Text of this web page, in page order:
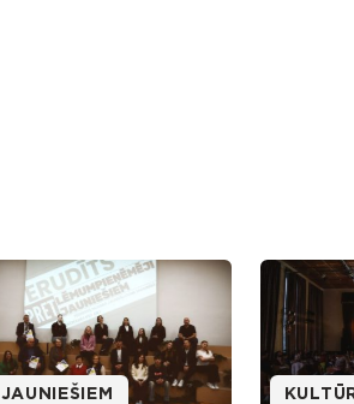
JAUNIEŠIEM